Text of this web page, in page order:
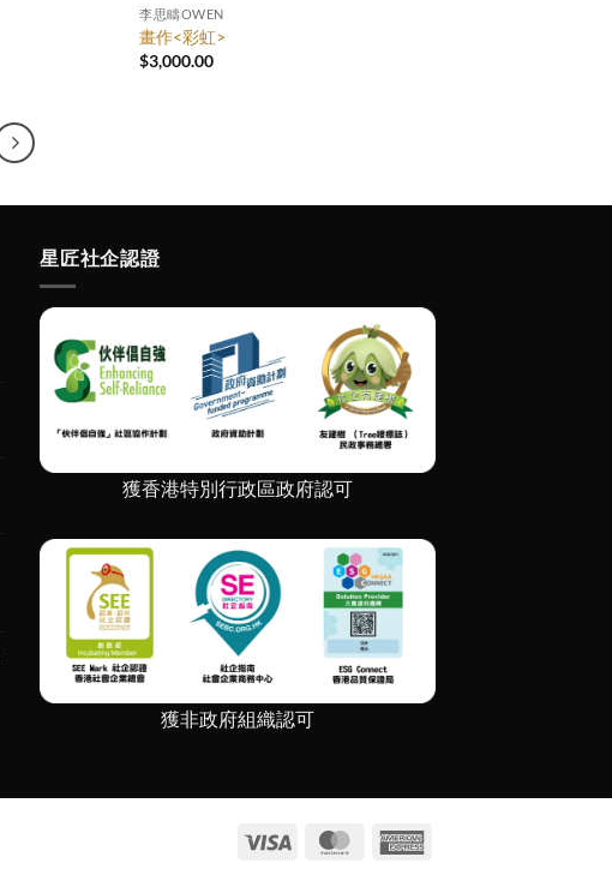
李思疇OWEN
畫作<彩虹>
$3,000.00
星匠社企認證
獲香港特別行政區政府認可
獲非政府組織認可
Visa MasterCard